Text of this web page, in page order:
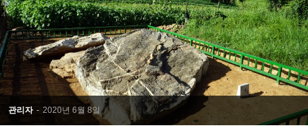
관리자 - 2020년 6월 8일